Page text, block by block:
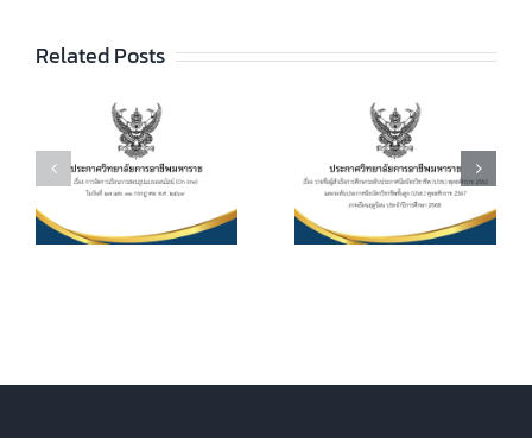
Related Postsศึกษาระดับ
ประกาศนียบัตร
วิชาชีพ (ปวช.)
พุทธศักราช
2562 และระดับ
ประกาศนียบัตร
ฤดูร้อน ประจำปี
ประกาศวิทยา
กำหนดการ และ
อัตราการจัดเก็บ
ค่าบำรุงการ
ศึกษา ค่า
หน่วยกิตรายวิชา